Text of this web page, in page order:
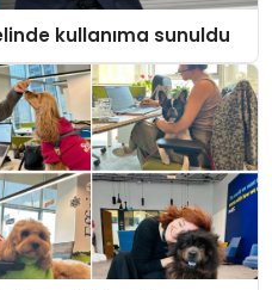
kullanıma sunuldu